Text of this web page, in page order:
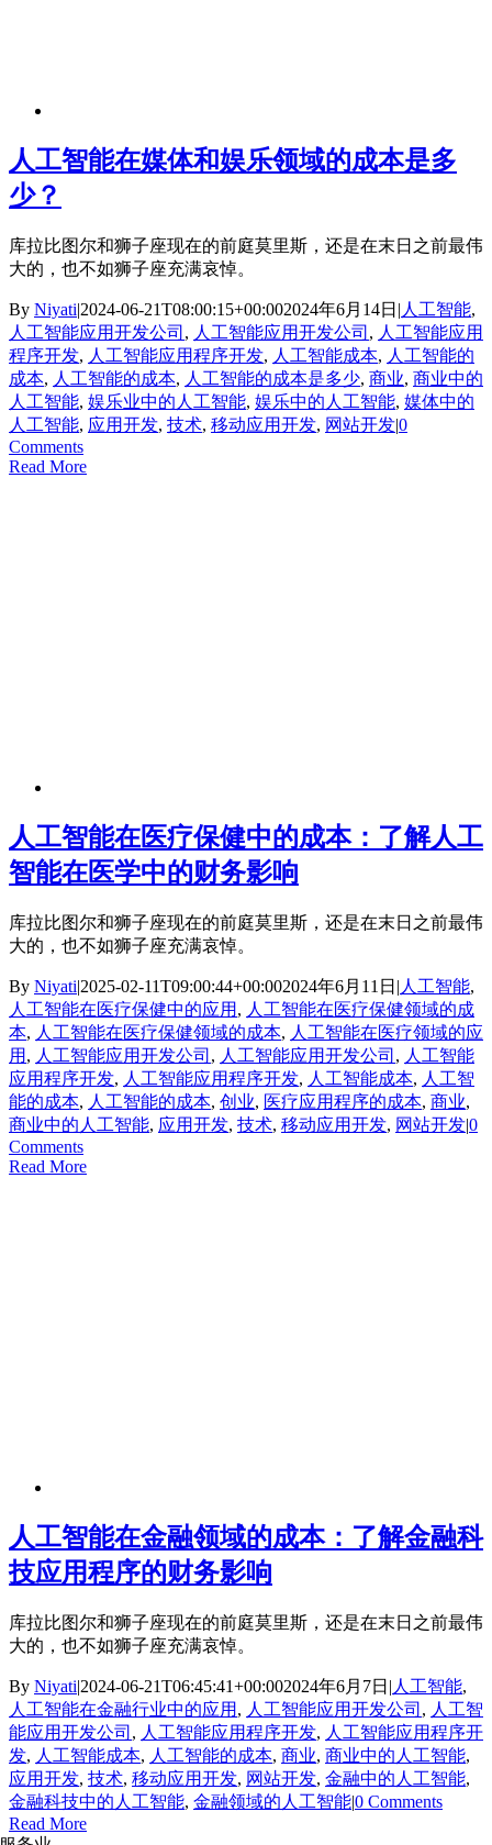
人工智能在媒体和娱乐领域的成本是多
少？
库拉比图尔和狮子座现在的前庭莫里斯，还是在末日之前最伟
大的，也不如狮子座充满哀悼。
By Niyati|2024-06-21T08:00:15+00:002024年6月14日 | 人工智能,
人工智能应用开发公司 , 人工智能应用开发公司 , 人工智能应用
程序开发, 人工智能应用程序开发, 人工智能成本, 人工智能的
成本, 人工智能的成本, 人工智能的成本是多少, 商业, 商业中的
人工智能, 娱乐业中的人工智能, 娱乐中的人工智能, 媒体中的
人工智能, 应用开发, 技术, 移动应用开发, 网站开发|0
Comments
Read More
人工智能在医疗保健中的成本：了解人工
智能在医学中的财务影响
库拉比图尔和狮子座现在的前庭莫里斯，还是在末日之前最伟
大的，也不如狮子座充满哀悼。
By Niyati|2025-02-11T09:00:44+00:002024年6月11日 | 人工智能,
人工智能在医疗保健中的应用 , 人工智能在医疗保健领域的成
本, 人工智能在医疗保健领域的成本, 人工智能在医疗领域的应
用 , 人工智能应用开发公司 , 人工智能应用开发公司 , 人工智能
应用程序开发, 人工智能应用程序开发, 人工智能成本, 人工智
能的成本, 人工智能的成本, 创业, 医疗应用程序的成本, 商业,
商业中的人工智能, 应用开发, 技术, 移动应用开发, 网站开发|0
Comments
Read More
人工智能在金融领域的成本：了解金融科
技应用程序的财务影响
库拉比图尔和狮子座现在的前庭莫里斯，还是在末日之前最伟
大的，也不如狮子座充满哀悼。
By Niyati|2024-06-21T06:45:41+00:002024年6月7日 | 人工智能,
人工智能在金融行业中的应用 , 人工智能应用开发公司 , 人工智
能应用开发公司 , 人工智能应用程序开发, 人工智能应用程序开
发, 人工智能成本, 人工智能的成本, 商业, 商业中的人工智能,
应用开发, 技术, 移动应用开发, 网站开发, 金融中的人工智能,
金融科技中的人工智能, 金融领域的人工智能|0 Comments
Read More